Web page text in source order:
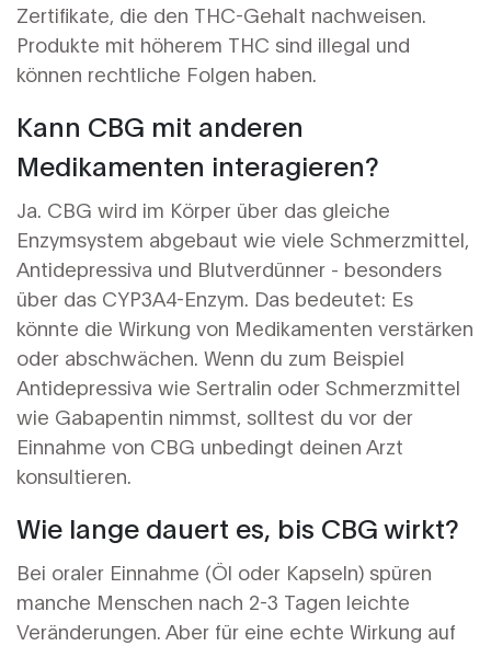
Zertifikate, die den THC-Gehalt nachweisen.
Produkte mit höherem THC sind illegal und
können rechtliche Folgen haben.
Kann CBG mit anderen
Medikamenten interagieren?
Ja. CBG wird im Körper über das gleiche
Enzymsystem abgebaut wie viele Schmerzmittel,
Antidepressiva und Blutverdünner - besonders
über das CYP3A4-Enzym. Das bedeutet: Es
könnte die Wirkung von Medikamenten verstärken
oder abschwächen. Wenn du zum Beispiel
Antidepressiva wie Sertralin oder Schmerzmittel
wie Gabapentin nimmst, solltest du vor der
Einnahme von CBG unbedingt deinen Arzt
konsultieren.
Wie lange dauert es, bis CBG wirkt?
Bei oraler Einnahme (Öl oder Kapseln) spüren
manche Menschen nach 2-3 Tagen leichte
Veränderungen. Aber für eine echte Wirkung auf